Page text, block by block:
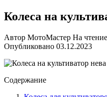
Колеса на
Автор МотоМастер На чтение
Опубликовано 03.12.2023
Содержание